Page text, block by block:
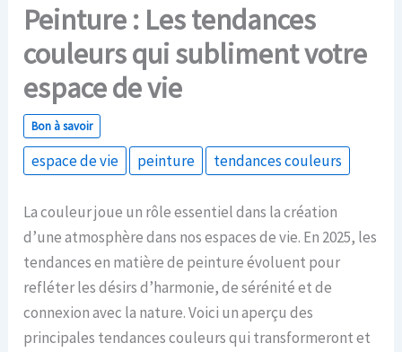
Peinture : Les tendances
couleurs qui subliment votre
espace de vie
Bon à savoir
espace de vie peinture tendances couleurs
La couleur joue un rôle essentiel dans la création
d’une atmosphère dans nos espaces de vie. En 2025, les
tendances en matière de peinture évoluent pour
refléter les désirs d’harmonie, de sérénité et de
connexion avec la nature. Voici un aperçu des
principales tendances couleurs qui transformeront et